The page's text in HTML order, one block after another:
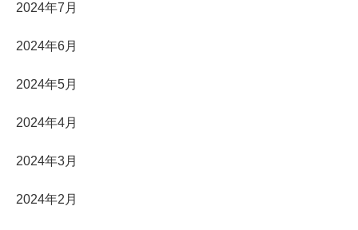
2024年7月
2024年6月
2024年5月
2024年4月
2024年3月
2024年2月